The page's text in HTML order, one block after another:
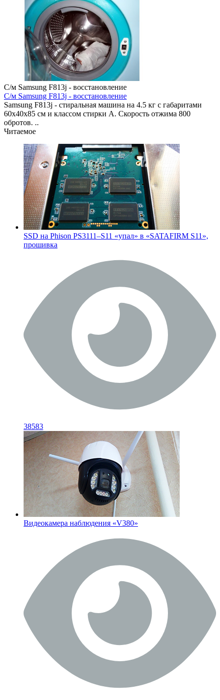
С/м Samsung F813j - восстановление
С/м Samsung F813j - восстановление
Samsung F813j - стиральная машина на 4.5 кг с габаритами
60x40x85 см и классом стирки A. Скорость отжима 800
обротов. ..
Читаемое
SSD на Phison PS3111–S11 «упал» в «SATAFIRM S11»,
прошивка
38583
Видеокамера наблюдения «V380»